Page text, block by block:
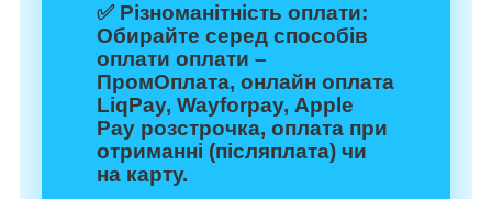
✅ Різноманітність оплати:
Обирайте серед способів
оплати оплати –
ПромОплата, онлайн оплата
LiqPay, Wayforpay, Apple
Pay розстрочка, оплата при
отриманні (післяплата) чи
на карту.